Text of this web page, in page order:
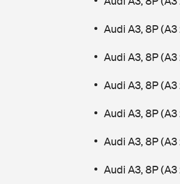
Audi A3, 8P
Audi A3, 8P
Audi A3, 8P
Audi A3, 8P
Audi A3, 8P
Audi A3, 8P